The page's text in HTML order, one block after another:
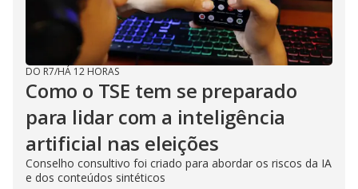
DO R7/HÁ 12 HORAS
Como o TSE tem se preparado
para lidar com a inteligência
artificial nas eleições
Conselho consultivo foi criado para abordar os riscos da IA
e dos conteúdos sintéticos